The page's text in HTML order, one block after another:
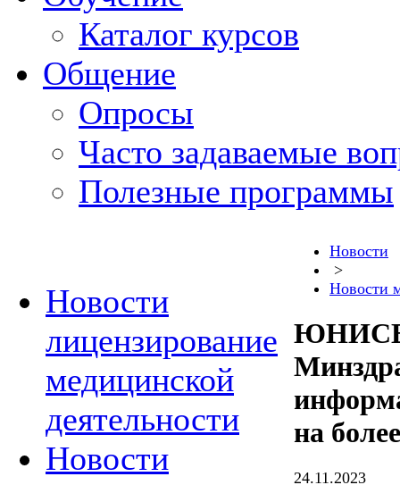
Каталог курсов
Общение
Опросы
Часто задаваемые
Полезные программы
Новости
лицензирование
медицинской
деятельности
Новости
Новости
>
Новости
на
24.11.2023